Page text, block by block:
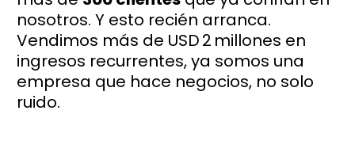
nosotros. Y esto recién arranca.
Vendimos más de USD 2 millones en
ingresos recurrentes, ya somos una
empresa que hace negocios, no solo
ruido.